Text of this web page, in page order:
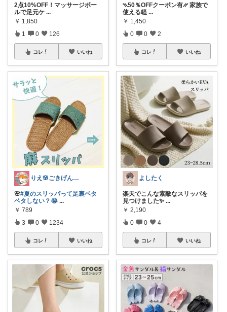
2点10%OFF！マッサージボー
ルで足元ケ ...
￥ 1,850
1 0 126
コレ いいね
りえ🌸ごきげんな暮らし🏠🌿
🌸#夏のスリッパって足裏ベタ
ベタしない？😭 ...
￥ 789
3 0 1234
コレ いいね
⳹50％OFFクーポン有⳼ 家族で
使える軽 ...
￥ 1,450
0 0 2
コレ いいね
よしたく
楽天でこんな素敵なスリッパを
見つけました✨ ...
￥ 2,190
0 0 4
コレ いいね